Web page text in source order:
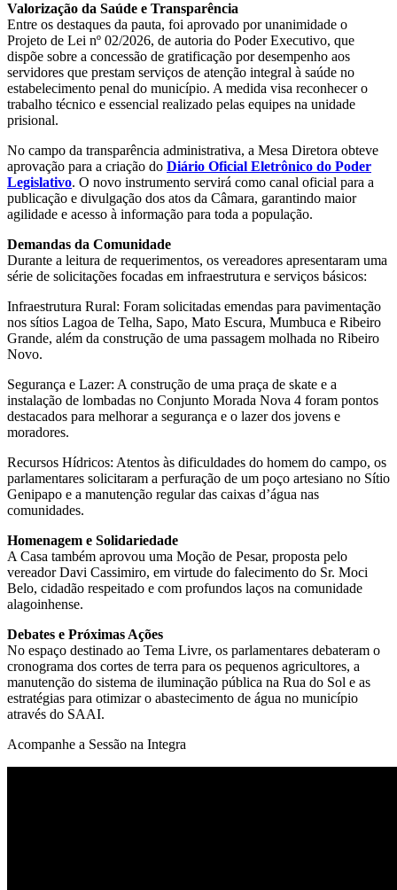
Valorização da Saúde e Transparência
Entre os destaques da pauta, foi aprovado por unanimidade o
Projeto de Lei nº 02/2026, de autoria do Poder Executivo, que
dispõe sobre a concessão de gratificação por desempenho aos
servidores que prestam serviços de atenção integral à saúde no
estabelecimento penal do município. A medida visa reconhecer o
trabalho técnico e essencial realizado pelas equipes na unidade
prisional.
No campo da transparência administrativa, a Mesa Diretora obteve
aprovação para a criação do Diário Oficial Eletrônico do Poder
Legislativo. O novo instrumento servirá como canal oficial para a
publicação e divulgação dos atos da Câmara, garantindo maior
agilidade e acesso à informação para toda a população.
Demandas da Comunidade
Durante a leitura de requerimentos, os vereadores apresentaram uma
série de solicitações focadas em infraestrutura e serviços básicos:
Infraestrutura Rural: Foram solicitadas emendas para pavimentação
nos sítios Lagoa de Telha, Sapo, Mato Escura, Mumbuca e Ribeiro
Grande, além da construção de uma passagem molhada no Ribeiro
Novo.
Segurança e Lazer: A construção de uma praça de skate e a
instalação de lombadas no Conjunto Morada Nova 4 foram pontos
destacados para melhorar a segurança e o lazer dos jovens e
moradores.
Recursos Hídricos: Atentos às dificuldades do homem do campo, os
parlamentares solicitaram a perfuração de um poço artesiano no Sítio
Genipapo e a manutenção regular das caixas d’água nas
comunidades.
Homenagem e Solidariedade
A Casa também aprovou uma Moção de Pesar, proposta pelo
vereador Davi Cassimiro, em virtude do falecimento do Sr. Moci
Belo, cidadão respeitado e com profundos laços na comunidade
alagoinhense.
Debates e Próximas Ações
No espaço destinado ao Tema Livre, os parlamentares debateram o
cronograma dos cortes de terra para os pequenos agricultores, a
manutenção do sistema de iluminação pública na Rua do Sol e as
estratégias para otimizar o abastecimento de água no município
através do SAAI.
Acompanhe a Sessão na Integra